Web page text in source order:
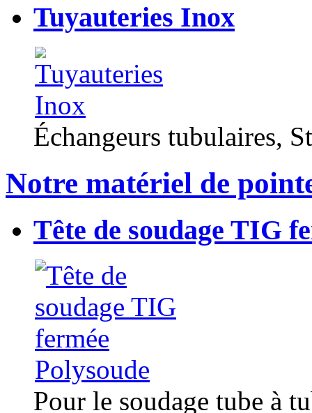
Tuyauteries Inox
Échangeurs tubulaires,
Notre matériel de
Tête de soudage TIG
Pour le soudage tube à